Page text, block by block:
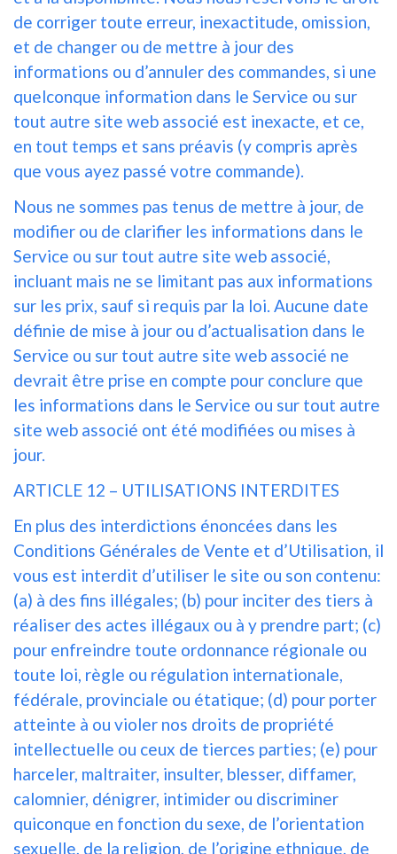
de corriger toute erreur, inexactitude, omission,
et de changer ou de mettre à jour des
informations ou d’annuler des commandes, si une
quelconque information dans le Service ou sur
tout autre site web associé est inexacte, et ce,
en tout temps et sans préavis (y compris après
que vous ayez passé votre commande).
Nous ne sommes pas tenus de mettre à jour, de
modifier ou de clarifier les informations dans le
Service ou sur tout autre site web associé,
incluant mais ne se limitant pas aux informations
sur les prix, sauf si requis par la loi. Aucune date
définie de mise à jour ou d’actualisation dans le
Service ou sur tout autre site web associé ne
devrait être prise en compte pour conclure que
les informations dans le Service ou sur tout autre
site web associé ont été modifiées ou mises à
jour.
ARTICLE 12 – UTILISATIONS INTERDITES
En plus des interdictions énoncées dans les
Conditions Générales de Vente et d’Utilisation, il
vous est interdit d’utiliser le site ou son contenu:
(a) à des fins illégales; (b) pour inciter des tiers à
réaliser des actes illégaux ou à y prendre part; (c)
pour enfreindre toute ordonnance régionale ou
toute loi, règle ou régulation internationale,
fédérale, provinciale ou étatique; (d) pour porter
atteinte à ou violer nos droits de propriété
intellectuelle ou ceux de tierces parties; (e) pour
harceler, maltraiter, insulter, blesser, diffamer,
calomnier, dénigrer, intimider ou discriminer
quiconque en fonction du sexe, de l’orientation
sexuelle, de la religion, de l’origine ethnique, de